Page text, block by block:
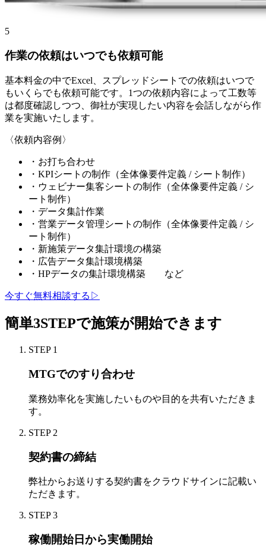
5
作業の依頼はいつでも依頼可能
基本料金の中でExcel、スプレッドシートでの依頼はいつで
もいくらでも依頼可能です。1つの依頼内容によって工数等
は都度確認しつつ、御社が実現したい内容を会話しながら作
業を実施いたします。
〈依頼内容例 〉
・ お打ち合わせ
・ KPIシートの制作（全体像要件定義 / シート制作）
・ ウェビナー集客シートの制作（全体像要件定義 / シ
ート制作）
・ データ集計作業
・ 営業データ管理シートの制作（全体像要件定義 / シ
ート制作）
・ 新施策データ集計環境の構築
・ 広告データ集計環境構築
・ HPデータの集計環境構築 など
今すぐ無料相談する ▷
簡単3STEPで施策が開始できます
STEP 1
MTGでのすり合わせ
業務効率化を実施したいものや目的を共有いただきま
す。
STEP 2
契約書の締結
弊社からお送りする契約書をクラウドサインに記載い
ただきます。
STEP3
稼働開始日から実働開始